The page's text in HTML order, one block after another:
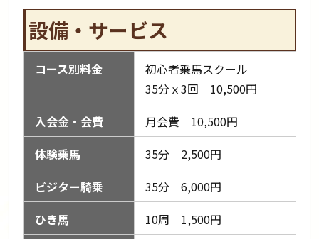
設備・サービス
コース別料金
初心者乗馬スクール
35分ｘ3回 10,500円
入会金・会費
月会費 10,500円
体験乗馬
35分 2,500円
ビジター騎乗
35分 6,000円
ひき馬
10周 1,500円